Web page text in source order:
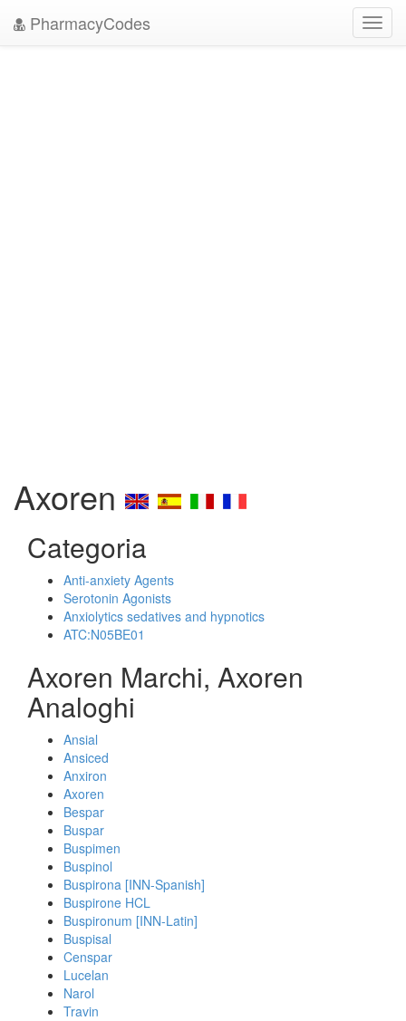
PharmacyCodes
Axoren
Categoria
Anti-anxiety Agents
Serotonin Agonists
Anxiolytics sedatives and hypnotics
ATC:N05BE01
Axoren Marchi, Axoren
Analoghi
Ansial
Ansiced
Anxiron
Axoren
Bespar
Buspar
Buspimen
Buspinol
Buspirona [INN-Spanish]
Buspirone HCL
Buspironum [INN-Latin]
Buspisal
Censpar
Lucelan
Narol
Travin